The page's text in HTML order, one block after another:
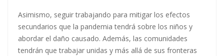
Asimismo, seguir trabajando para mitigar los efectos
secundarios que la pandemia tendrá sobre los niños y
abordar el daño causado. Además, las comunidades
tendrán que trabajar unidas y más allá de sus fronteras